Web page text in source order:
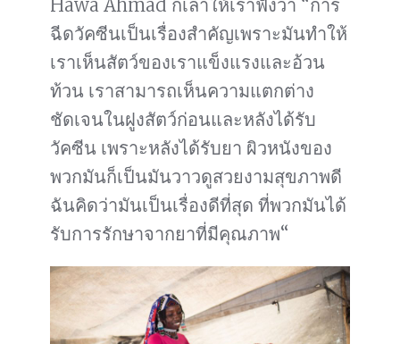
Hawa Ahmad ก็เล่าให้เราฟังว่า “การ
ฉีดวัคซีนเป็นเรื่องสำคัญเพราะมันทำให้
เราเห็นสัตว์ของเราแข็งแรงและอ้วน
ท้วน เราสามารถเห็นความแตกต่าง
ชัดเจนในฝูงสัตว์ก่อนและหลังได้รับ
วัคซีน เพราะหลังได้รับยา ผิวหนังของ
พวกมันก็เป็นมันวาวดูสวยงามสุขภาพดี
ฉันคิดว่ามันเป็นเรื่องดีที่สุด ที่พวกมันได้
รับการรักษาจากยาที่มีคุณภาพ“